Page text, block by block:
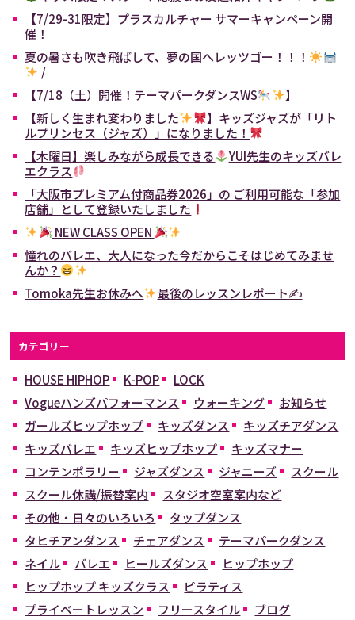
【7/29-31限定】プラスカルチャー サマーキャンペーン開
催！
夏の暑さも吹き飛ばして、夢の国へレッツゴー！！！
/
【7/18（土）開催！テーマパークダンスWS
】
【新しく生まれ変わりました
】キッズジャズが「リト
ルプリンセス（ジャズ）」になりました！
【木曜日】楽しみながら成長できる
YUI先生のキッズバレ
エクラス
「大阪市プレミアム付商品券2026」の ご利用可能な「参加
店舗」として登録いたしました
NEW CLASS OPEN
憧れのバレエ、大人になった今だからこそはじめてみませ
んか？
Tomoka先生お休みへ
最後のレッスンレポート✍
カテゴリー
HOUSE HIPHOP K-POP
LOCK
Vogueハンズパフォーマンス
ウォーキング
お知らせ
ガールズヒップホップ
キッズダンス
キッズチアダンス
キッズバレエ
キッズヒップホップ
キッズマナー
コンテンポラリー
ジャズダンス ジャニーズ
スクール
スクール休講/振替案内
スタジオ空室案内など
その他・日々のいろいろ
タップダンス
タヒチアンダンス
チェアダンス
テーマパークダンス
ネイル
バレエ ヒールズダンス
ヒップホップ
ヒップホップ キッズクラス
ピラティス
プライベートレッスン
フリースタイル
ブログ